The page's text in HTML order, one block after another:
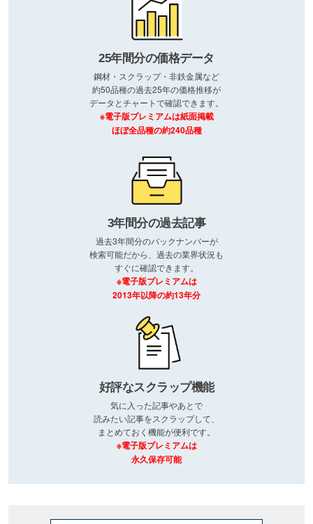
25年間分の価格データ
鋼材・スクラップ・非鉄金属など
約50品種の過去25年の価格推移が
データとチャートで確認できます。
※電子版プレミアムは紙面掲載
ほぼ全品種の約240品種
3年間分の過去記事
過去3年間分のバックナンバーが
検索可能だから、過去の業界状況も
すぐに確認できます。
※電子版プレミアムは
2013年以降の約13年分
好評なスクラップ機能
気に入った記事やあとで
読みたい記事をスクラップして、
まとめておく機能が便利です。
※電子版プレミアムは
永久保存可能